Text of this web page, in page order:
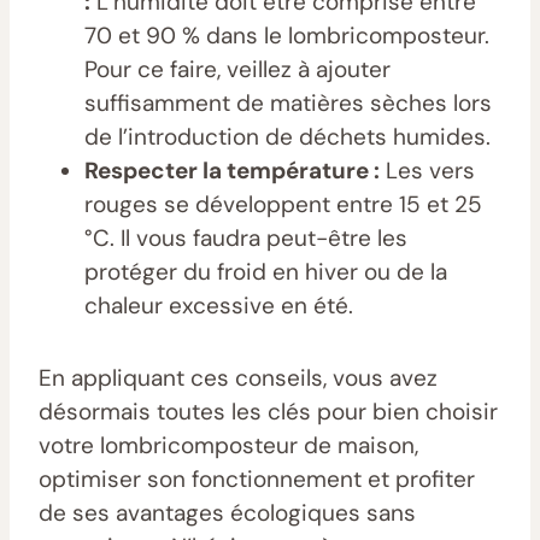
70 et 90 % dans le lombricomposteur.
Pour ce faire, veillez à ajouter
suffisamment de matières sèches lors
de l’introduction de déchets humides.
Respecter la température : Les vers
rouges se développent entre 15 et 25
°C. Il vous faudra peut-être les
protéger du froid en hiver ou de la
chaleur excessive en été.
En appliquant ces conseils, vous avez
désormais toutes les clés pour bien choisir
votre lombricomposteur de maison,
optimiser son fonctionnement et profiter
de ses avantages écologiques sans